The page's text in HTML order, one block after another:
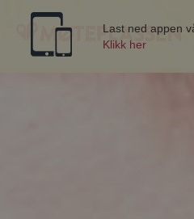
Last ned appen
Klikk her